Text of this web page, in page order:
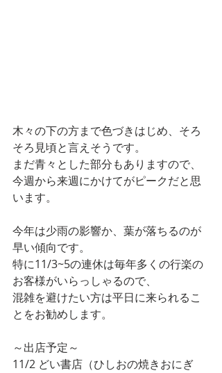
木々の下の方まで色づきはじめ、そろ
そろ見頃と言えそうです。
まだ青々とした部分もありますので、
今週から来週にかけてがピークだと思
います。
今年は少雨の影響か、葉が落ちるのが
早い傾向です。
特に11/3~5の連休は毎年多くの行楽の
お客様がいらっしゃるので、
混雑を避けたい方は平日に来られるこ
とをお勧めします。
～出店予定～
11/2 どい書店（ひしおの焼きおにぎ